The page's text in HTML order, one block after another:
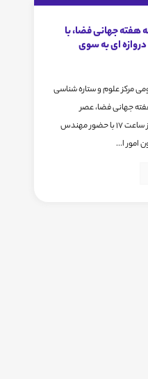
هفته جهانی فضا، با
ای به سوی
مرکز علوم و ستاره شناسی
هفته جهانی فضا، عصر
چهارشنبه17مهر98 از ساعت 17 با حضور مهندس
امور ا...